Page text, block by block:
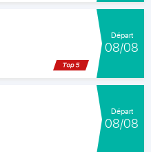
Départ
08/08
Départ
08/08